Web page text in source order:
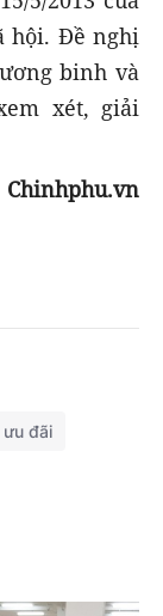
hội. Đề nghị
binh và
xét, giải
Chinhphu.vn
ưu đãi